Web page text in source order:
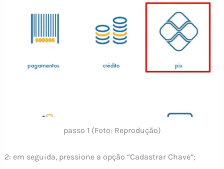
passo 1 (Foto: Reprodução)
2: em seguida, pressione a opção “Cadastrar Chave”;